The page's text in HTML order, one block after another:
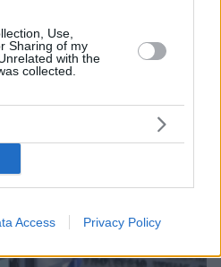
Use,
Sharing of my
with the
collected.
Access Privacy Policy
Κορωπί, επιχειρούν